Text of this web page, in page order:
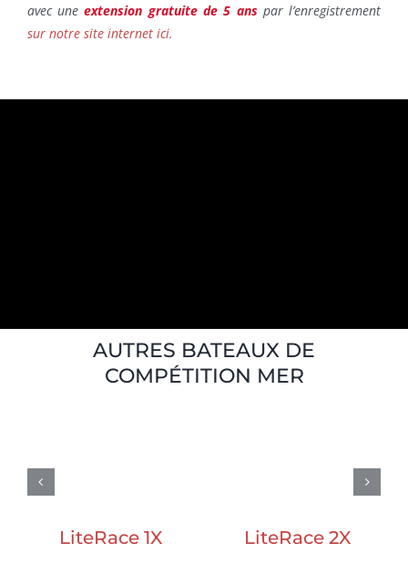
avec uneextension gratuite de 5 anspar l’enregistrement
sur notre site internet ici.
AUTRES BATEAUX DE
COMPÉTITION MER
LiteRace 1X LiteRace 2X